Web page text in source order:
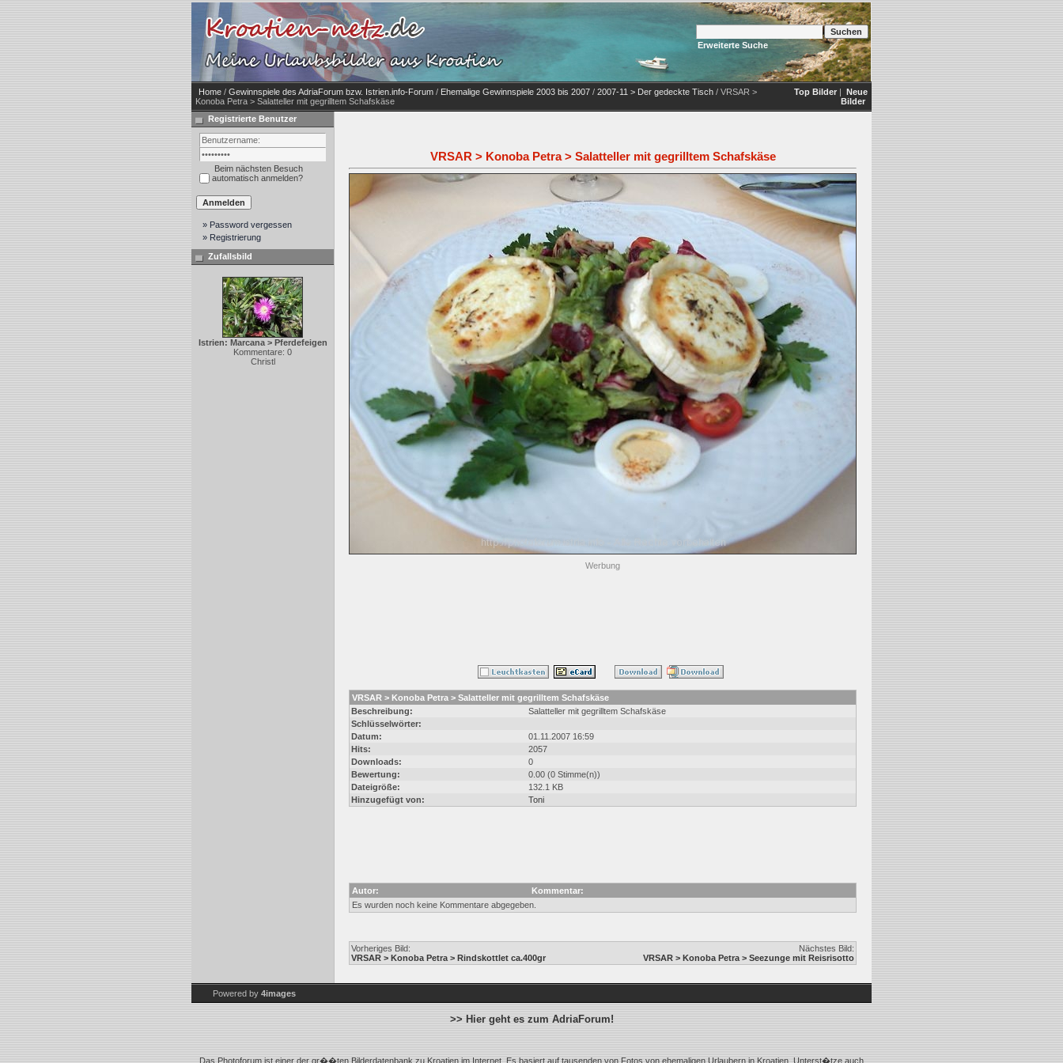
Erweiterte Suche
Home / Gewinnspiele des AdriaForum bzw. Istrien.info-Forum / Ehemalige Gewinnspiele 2003 bis 2007 / 2007-11 > Der gedeckte Tisch / VRSAR >
Konoba Petra > Salatteller mit gegrilltem Schafskäse
Top Bilder | Neue
Bilder
Registrierte Benutzer
Beim nächsten Besuch
automatisch anmelden?
» Password vergessen
» Registrierung
Zufallsbild
Istrien: Marcana > Pferdefeigen
Kommentare: 0
Christl
VRSAR > Konoba Petra > Salatteller mit gegrilltem Schafskäse
Werbung
VRSAR > Konoba Petra > Salatteller mit gegrilltem Schafskäse
Beschreibung:
Salatteller mit gegrilltem Schafskäse
Schlüsselwörter:
Datum:
01.11.2007 16:59
Hits:
2057
Downloads:
0
Bewertung:
0.00 (0 Stimme(n))
Dateigröße:
132.1 KB
Hinzugefügt von:
Toni
Autor:
Kommentar:
Es wurden noch keine Kommentare abgegeben.
Vorheriges Bild:
VRSAR > Konoba Petra > Rindskottlet ca.400gr
Nächstes Bild:
VRSAR > Konoba Petra > Seezunge mit Reisrisotto
Powered by 4images
>> Hier geht es zum AdriaForum!
Das Photoforum ist einer der gr��ten Bilderdatenbank zu Kroatien im Internet. Es basiert auf tausenden von Fotos von ehemaligen Urlaubern in Kroatien. Unterst�tze auch